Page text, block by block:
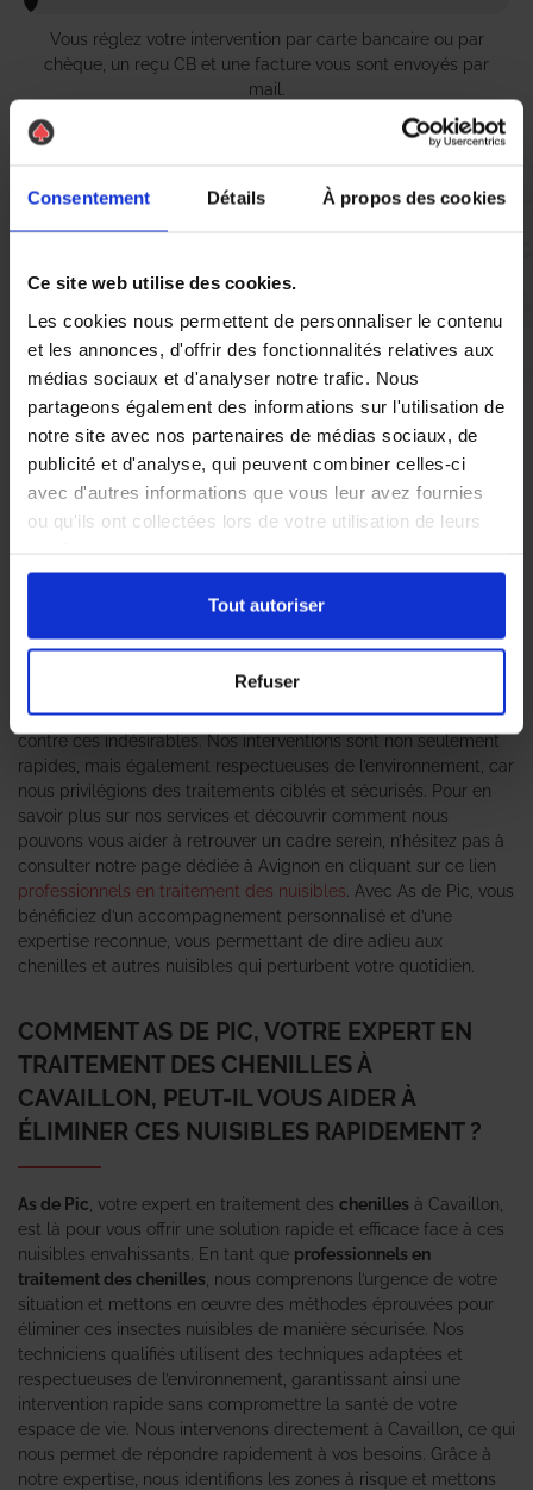
Consentement Détails À propos des cookies
Ce site web utilise des cookies.
Les cookies nous permettent de personnaliser le contenu
et les annonces, d'offrir des fonctionnalités relatives aux
médias sociaux et d'analyser notre trafic. Nous
partageons également des informations sur l'utilisation de
notre site avec nos partenaires de médias sociaux, de
publicité et d'analyse, qui peuvent combiner celles-ci
avec d'autres informations que vous leur avez fournies
ou qu'ils ont collectées lors de votre utilisation de leurs
Tout autoriser
Refuser
Vous réglez votre intervention par carte bancaire ou par
chèque, un reçu CB et une facture vous sont envoyés par
mail.
Etape 5 :
Vous recevez une demande d’évaluation de votre expérience
avec l’équipe AS DE PIC.
Nous avons pensé à tout
À Cavaillon, la présence de nuisibles tels que les chenilles peut
pour garantir une intervention efficace et durable.
L’agence As de Pic se positionne comme un expert anti-nuisible
Grâce à une équipe qualifiée et des méthodes éprouvées, nous
nous engageons à protéger votre espace de vie ou de travail
contre ces indésirables. Nos interventions sont non seulement
rapides, mais également respectueuses de l’environnement, car
nous privilégions des traitements ciblés et sécurisés. Pour en
savoir plus sur nos services et découvrir comment nous
pouvons vous aider à retrouver un cadre serein, n’hésitez pas à
consulter notre page dédiée à Avignon en cliquant sur ce lien
professionnels en traitement des nuisibles . Avec As de Pic, vous
bénéficiez d’un accompagnement personnalisé et d’une
expertise reconnue, vous permettant de dire adieu aux
chenilles et autres nuisibles qui perturbent votre quotidien.
COMMENT AS DE PIC, VOTRE EXPERT EN
TRAITEMENT DES CHENILLES À
CAVAILLON, PEUT-IL VOUS AIDER À
ÉLIMINER CES NUISIBLES RAPIDEMENT ?
As de Pic , votre expert en traitement des chenilles à Cavaillon,
est là pour vous offrir une solution rapide et efficace face à ces
nuisibles envahissants. En tant que professionnels en
traitement des chenilles , nous comprenons l’urgence de votre
situation et mettons en œuvre des méthodes éprouvées pour
éliminer ces insectes nuisibles de manière sécurisée. Nos
techniciens qualifiés utilisent des techniques adaptées et
respectueuses de l’environnement, garantissant ainsi une
intervention rapide sans compromettre la santé de votre
espace de vie. Nous intervenons directement à Cavaillon, ce qui
nous permet de répondre rapidement à vos besoins. Grâce à
notre expertise, nous identifions les zones à risque et mettons